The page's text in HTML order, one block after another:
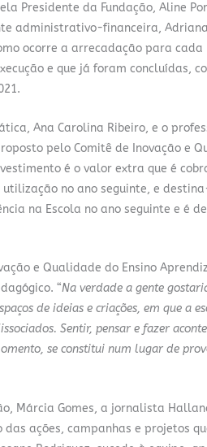
Presidente da Fundação, Aline
administrativo-financeira,
ocorre a arrecadação para cada
e que já foram concluídas,
Ana Carolina Ribeiro, e o
pelo Comitê de Inovação e
é o valor extra que é
no ano seguinte, e
na Escola no ano seguinte e é
e Qualidade do Ensino
“Na verdade a gente
de ideias e criações, em que a
Sentir, pensar e fazer
se constitui num lugar de
Márcia Gomes, a jornalista
ações, campanhas e projetos